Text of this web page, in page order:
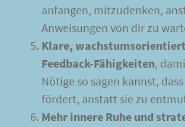
anfangen, mitzudenken,
Anweisungen von dir zu
Klare,
Feedback-Fähigkeiten,
Nötige so sagen kannst,
fördert, anstatt sie zu
Mehr innere Ruhe und